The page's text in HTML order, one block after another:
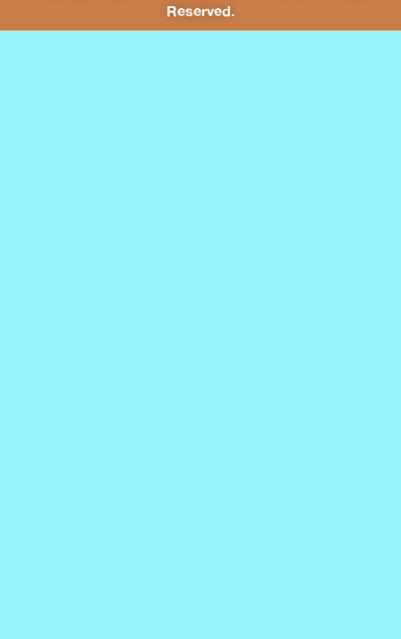
Reserved.